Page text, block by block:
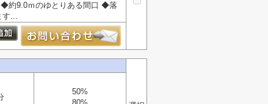
約9.0ｍのゆとりある間口 ◆落
す...
50%